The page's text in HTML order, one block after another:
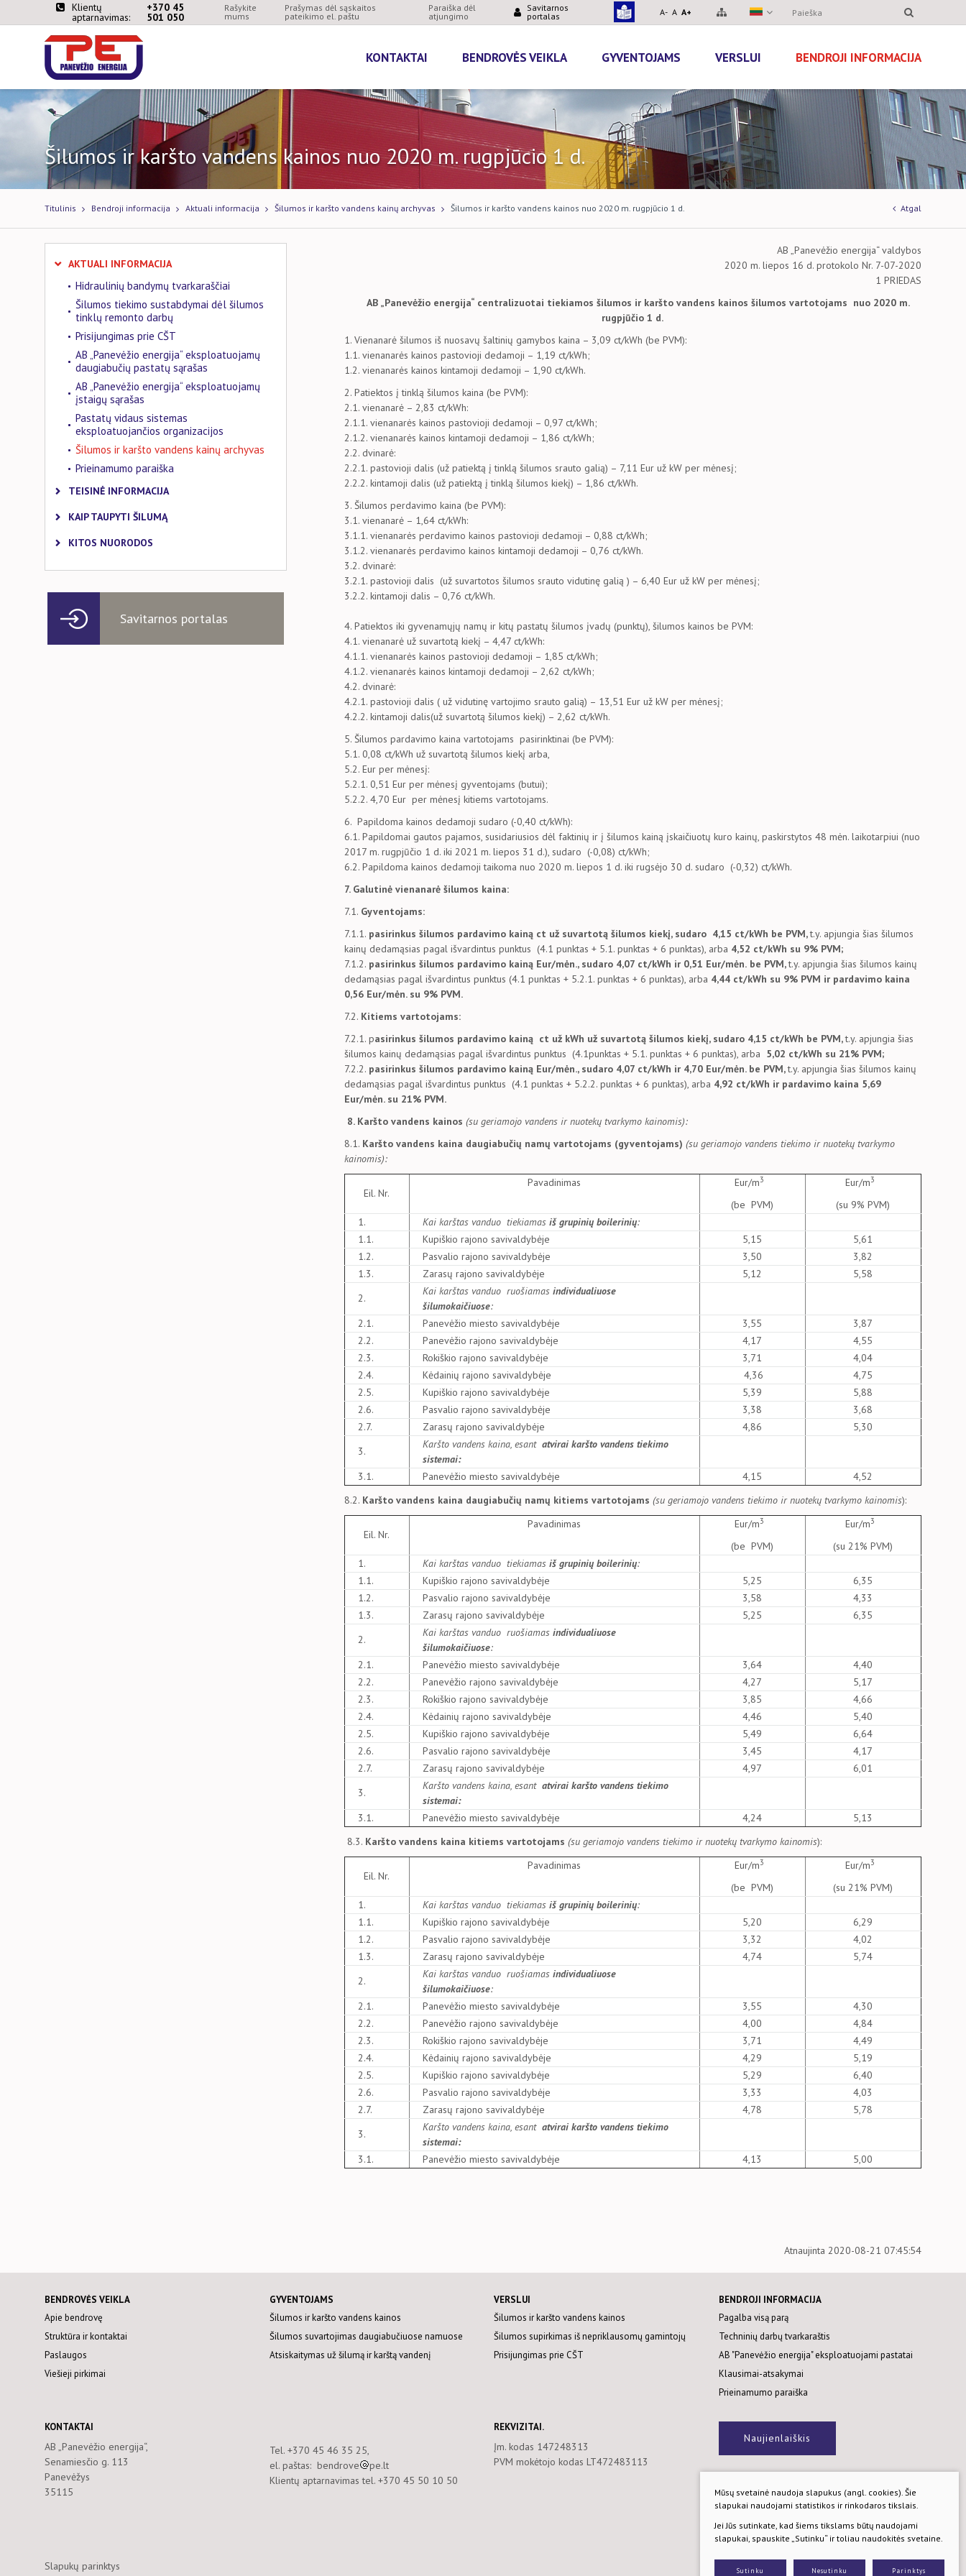
Klientų
aptarnavimas:
+370 45
501 050
Rašykite
mums
Prašymas dėl sąskaitos
pateikimo el. paštu
Paraiška dėl
atjungimo
Savitarnos
portalas
A- A A+
KONTAKTAI BENDROVĖS VEIKLA GYVENTOJAMS VERSLUI BENDROJI INFORMACIJA
Šilumos ir karšto vandens kainos nuo 2020 m. rugpjūcio 1 d.
Titulinis Bendroji informacija Aktuali informacija Šilumos ir karšto vandens kainų archyvas Šilumos ir karšto vandens kainos nuo 2020 m. rugpjūcio 1 d. Atgal
AKTUALI INFORMACIJA
Hidraulinių bandymų tvarkaraščiai
Šilumos tiekimo sustabdymai dėl šilumos
tinklų remonto darbų
Prisijungimas prie CŠT
AB „Panevėžio energija“ eksploatuojamų
daugiabučių pastatų sąrašas
AB „Panevėžio energija“ eksploatuojamų
įstaigų sąrašas
Pastatų vidaus sistemas
eksploatuojančios organizacijos
Šilumos ir karšto vandens kainų archyvas
Prieinamumo paraiška
TEISINĖ INFORMACIJA
KAIP TAUPYTI ŠILUMĄ
KITOS NUORODOS
Savitarnos portalas
AB „Panevėžio energija“ valdybos
2020 m. liepos 16 d. protokolo Nr. 7-07-2020
1 PRIEDAS
AB „Panevėžio energija“ centralizuotai tiekiamos šilumos ir karšto vandens kainos šilumos vartotojams nuo 2020 m.
rugpjūčio 1 d.
1. Vienanarė šilumos iš nuosavų šaltinių gamybos kaina – 3,09 ct/kWh (be PVM):
1.1. vienanarės kainos pastovioji dedamoji – 1,19 ct/kWh;
1.2. vienanarės kainos kintamoji dedamoji – 1,90 ct/kWh.
2. Patiektos į tinklą šilumos kaina (be PVM):
2.1. vienanarė – 2,83 ct/kWh:
2.1.1. vienanarės kainos pastovioji dedamoji – 0,97 ct/kWh;
2.1.2. vienanarės kainos kintamoji dedamoji – 1,86 ct/kWh;
2.2. dvinarė:
2.2.1. pastovioji dalis (už patiektą į tinklą šilumos srauto galią) – 7,11 Eur už kW per mėnesį;
2.2.2. kintamoji dalis (už patiektą į tinklą šilumos kiekį) – 1,86 ct/kWh.
3. Šilumos perdavimo kaina (be PVM):
3.1. vienanarė – 1,64 ct/kWh:
3.1.1. vienanarės perdavimo kainos pastovioji dedamoji – 0,88 ct/kWh;
3.1.2. vienanarės perdavimo kainos kintamoji dedamoji – 0,76 ct/kWh.
3.2. dvinarė:
3.2.1. pastovioji dalis (už suvartotos šilumos srauto vidutinę galią ) – 6,40 Eur už kW per mėnesį;
3.2.2. kintamoji dalis – 0,76 ct/kWh.
4. Patiektos iki gyvenamųjų namų ir kitų pastatų šilumos įvadų (punktų), šilumos kainos be PVM:
4.1. vienanarė už suvartotą kiekį – 4,47 ct/kWh:
4.1.1. vienanarės kainos pastovioji dedamoji – 1,85 ct/kWh;
4.1.2. vienanarės kainos kintamoji dedamoji – 2,62 ct/kWh;
4.2. dvinarė:
4.2.1. pastovioji dalis ( už vidutinę vartojimo srauto galią) – 13,51 Eur už kW per mėnesį;
4.2.2. kintamoji dalis(už suvartotą šilumos kiekį) – 2,62 ct/kWh.
5. Šilumos pardavimo kaina vartotojams pasirinktinai (be PVM):
5.1. 0,08 ct/kWh už suvartotą šilumos kiekį arba,
5.2. Eur per mėnesį:
5.2.1. 0,51 Eur per mėnesį gyventojams (butui);
5.2.2. 4,70 Eur per mėnesį kitiems vartotojams.
6. Papildoma kainos dedamoji sudaro (-0,40 ct/kWh):
6.1. Papildomai gautos pajamos, susidariusios dėl faktinių ir į šilumos kainą įskaičiuotų kuro kainų, paskirstytos 48 mėn. laikotarpiui (nuo
2017 m. rugpjūčio 1 d. iki 2021 m. liepos 31 d.), sudaro (-0,08) ct/kWh;
6.2. Papildoma kainos dedamoji taikoma nuo 2020 m. liepos 1 d. iki rugsėjo 30 d. sudaro (-0,32) ct/kWh.
7. Galutinė vienanarė šilumos kaina:
7.1. Gyventojams:
7.1.1. pasirinkus šilumos pardavimo kainą ct už suvartotą šilumos kiekį, sudaro 4,15 ct/kWh be PVM,t.y. apjungia šias šilumos
kainų dedamąsias pagal išvardintus punktus (4.1 punktas + 5.1. punktas + 6 punktas), arba 4,52 ct/kWh su 9% PVM;
7.1.2. pasirinkus šilumos pardavimo kainą Eur/mėn., sudaro 4,07 ct/kWh ir 0,51 Eur/mėn. be PVM,t.y. apjungia šias šilumos kainų
dedamąsias pagal išvardintus punktus (4.1 punktas + 5.2.1. punktas + 6 punktas), arba 4,44 ct/kWh su 9% PVM ir pardavimo kaina
0,56 Eur/mėn. su 9% PVM.
7.2. Kitiems vartotojams:
7.2.1. pasirinkus šilumos pardavimo kainą ct už kWh už suvartotą šilumos kiekį, sudaro 4,15 ct/kWh be PVM,t.y. apjungia šias
šilumos kainų dedamąsias pagal išvardintus punktus (4.1punktas + 5.1. punktas + 6 punktas), arba 5,02 ct/kWh su 21% PVM;
7.2.2. pasirinkus šilumos pardavimo kainą Eur/mėn., sudaro 4,07 ct/kWh ir 4,70 Eur/mėn. be PVM,t.y. apjungia šias šilumos kainų
dedamąsias pagal išvardintus punktus (4.1 punktas + 5.2.2. punktas + 6 punktas), arba 4,92 ct/kWh ir pardavimo kaina 5,69
Eur/mėn. su 21% PVM.
8. Karšto vandens kainos (su geriamojo vandens ir nuotekų tvarkymo kainomis):
8.1. Karšto vandens kaina daugiabučių namų vartotojams (gyventojams) (su geriamojo vandens tiekimo ir nuotekų tvarkymo
kainomis):
Eil. Nr.
Pavadinimas Eur/m3
(be PVM)
Eur/m3
(su 9% PVM)
1.
Kai karštas vanduo tiekiamas iš grupinių boilerinių:
1.1.
Kupiškio rajono savivaldybėje 5,15
5,61
1.2.
Pasvalio rajono savivaldybėje 3,50
3,82
1.3.
Zarasų rajono savivaldybėje 5,12
5,58
2.
Kai karštas vanduo ruošiamas individualiuose
šilumokaičiuose:
2.1.
Panevėžio miesto savivaldybėje 3,55
3,87
2.2.
Panevėžio rajono savivaldybėje 4,17
4,55
2.3.
Rokiškio rajono savivaldybėje 3,71
4,04
2.4.
Kėdainių rajono savivaldybėje 4,36
4,75
2.5.
Kupiškio rajono savivaldybėje 5,39
5,88
2.6.
Pasvalio rajono savivaldybėje 3,38
3,68
2.7.
Zarasų rajono savivaldybėje 4,86
5,30
3.
Karšto vandens kaina, esant atvirai karšto vandens tiekimo
sistemai:
3.1.
Panevėžio miesto savivaldybėje 4,15
4,52
8.2. Karšto vandens kaina daugiabučių namų kitiems vartotojams (su geriamojo vandens tiekimo ir nuotekų tvarkymo kainomis):
Eil. Nr.
Pavadinimas Eur/m3
(be PVM)
Eur/m3
(su 21% PVM)
1.
Kai karštas vanduo tiekiamas iš grupinių boilerinių:
1.1.
Kupiškio rajono savivaldybėje 5,25
6,35
1.2.
Pasvalio rajono savivaldybėje 3,58
4,33
1.3.
Zarasų rajono savivaldybėje 5,25
6,35
2.
Kai karštas vanduo ruošiamas individualiuose
šilumokaičiuose:
2.1.
Panevėžio miesto savivaldybėje 3,64
4,40
2.2.
Panevėžio rajono savivaldybėje 4,27
5,17
2.3.
Rokiškio rajono savivaldybėje 3,85
4,66
2.4.
Kėdainių rajono savivaldybėje 4,46
5,40
2.5.
Kupiškio rajono savivaldybėje 5,49
6,64
2.6.
Pasvalio rajono savivaldybėje 3,45
4,17
2.7.
Zarasų rajono savivaldybėje 4,97
6,01
3.
Karšto vandens kaina, esant atvirai karšto vandens tiekimo
sistemai:
3.1.
Panevėžio miesto savivaldybėje 4,24
5,13
8.3. Karšto vandens kaina kitiems vartotojams (su geriamojo vandens tiekimo ir nuotekų tvarkymo kainomis):
Eil. Nr.
Pavadinimas Eur/m3
(be PVM)
Eur/m3
(su 21% PVM)
1.
Kai karštas vanduo tiekiamas iš grupinių boilerinių:
1.1.
Kupiškio rajono savivaldybėje 5,20
6,29
1.2.
Pasvalio rajono savivaldybėje 3,32
4,02
1.3.
Zarasų rajono savivaldybėje 4,74
5,74
2.
Kai karštas vanduo ruošiamas individualiuose
šilumokaičiuose:
2.1.
Panevėžio miesto savivaldybėje 3,55
4,30
2.2.
Panevėžio rajono savivaldybėje 4,00
4,84
2.3.
Rokiškio rajono savivaldybėje 3,71
4,49
2.4.
Kėdainių rajono savivaldybėje 4,29
5,19
2.5.
Kupiškio rajono savivaldybėje 5,29
6,40
2.6.
Pasvalio rajono savivaldybėje 3,33
4,03
2.7.
Zarasų rajono savivaldybėje 4,78
5,78
3.
Karšto vandens kaina, esant atvirai karšto vandens tiekimo
sistemai:
3.1.
Panevėžio miesto savivaldybėje 4,13 5,00
Atnaujinta 2020-08-21 07:45:54
BENDROVĖS VEIKLA
Apie bendrovę
Struktūra ir kontaktai
Paslaugos
Viešieji pirkimai
GYVENTOJAMS
Šilumos ir karšto vandens kainos
Šilumos suvartojimas daugiabučiuose namuose
Atsiskaitymas už šilumą ir karštą vandenį
VERSLUI
Šilumos ir karšto vandens kainos
Šilumos supirkimas iš nepriklausomų gamintojų
Prisijungimas prie CŠT
BENDROJI INFORMACIJA
Pagalba visą parą
Techninių darbų tvarkaraštis
AB "Panevėžio energija" eksploatuojami pastatai
Klausimai-atsakymai
Prieinamumo paraiška
KONTAKTAI
AB „Panevėžio energija“,
Senamiesčio g. 113
Panevėžys
35115
Tel. +370 45 46 35 25,
el. paštas: bendrove
pe.lt
Klientų aptarnavimas tel. +370 45 50 10 50
REKVIZITAI.
Įm. kodas 147248313
PVM mokėtojo kodas LT472483113
Naujienlaiškis
© 2026. Visos teisės saugomos.
Sprendimas: TEXUS
Slapukų parinktys
Mūsų svetainė naudoja slapukus (angl. cookies). Šie
slapukai naudojami statistikos ir rinkodaros tikslais.
Jei Jūs sutinkate, kad šiems tikslams būtų naudojami
slapukai, spauskite „Sutinku“ ir toliau naudokitės svetaine.
Sutinku Nesutinku Parinktys